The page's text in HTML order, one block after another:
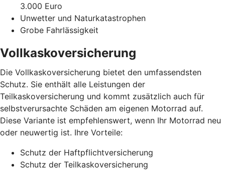
3.000 Euro
Unwetter und Naturkatastrophen
Grobe Fahrlässigkeit
Vollkaskoversicherung
Die Vollkaskoversicherung bietet den umfassendsten
Schutz. Sie enthält alle Leistungen der
Teilkaskoversicherung und kommt zusätzlich auch für
selbstverursachte Schäden am eigenen Motorrad auf.
Diese Variante ist empfehlenswert, wenn Ihr Motorrad neu
oder neuwertig ist. Ihre Vorteile:
Schutz der Haftpflichtversicherung
Schutz der Teilkaskoversicherung